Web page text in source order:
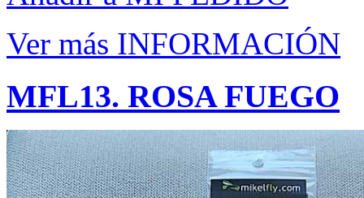
Ver más INFORMACIÓN
MFL13. ROSA FUEGO